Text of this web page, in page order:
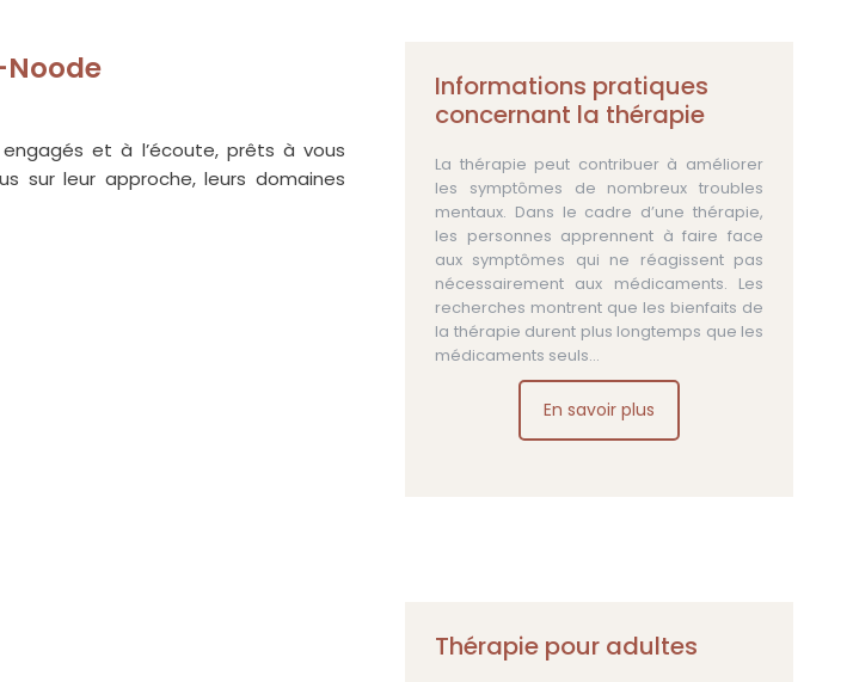
et à l’écoute, prêts à vous
sur leur approche, leurs domaines
Informations pratiques
concernant la thérapie
La thérapie peut contribuer à améliorer
les symptômes de nombreux troubles
mentaux. Dans le cadre d’une thérapie,
les personnes apprennent à faire face
aux symptômes qui ne réagissent pas
nécessairement aux médicaments. Les
recherches montrent que les bienfaits de
la thérapie durent plus longtemps que les
médicaments seuls…
En savoir plus
Thérapie pour adultes